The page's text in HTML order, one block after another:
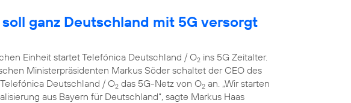
ganz Deutschland mit 5G versorgt
Einheit startet Telefónica Deutschland / O2 ins 5G Zeitalter.
Ministerpräsidenten Markus Söder schaltet der CEO des
Deutschland / O2 das 5G-Netz von O2 an. „Wir starten
aus Bayern für Deutschland“, sagte Markus Haas